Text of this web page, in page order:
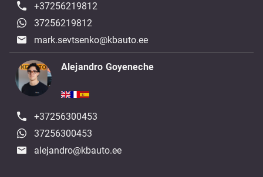
+37256219812
37256219812
mark.sevtsenko@kbauto.ee
Alejandro Goyeneche
+37256300453
37256300453
alejandro@kbauto.ee